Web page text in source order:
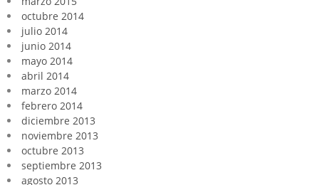
octubre 2014
julio 2014
junio 2014
mayo 2014
abril 2014
marzo 2014
febrero 2014
diciembre 2013
noviembre 2013
octubre 2013
septiembre 2013
agosto 2013